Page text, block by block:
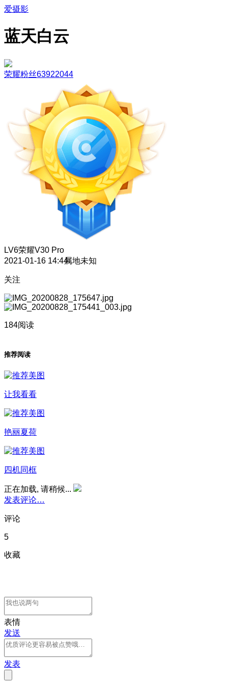
爱摄影
蓝天白云
荣耀粉丝63922044
LV6荣耀V30 Pro
2021-01-16 14:44属地未知
关注
184阅读
推荐阅读
让我看看
艳丽夏荷
四机同框
正在加载, 请稍候...
发表评论…
评论
5
收藏
表情
发送
发表